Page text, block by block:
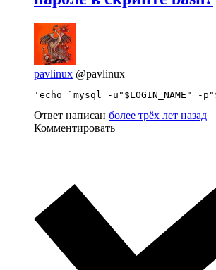
pavlinux @pavlinux
'echo `mysql -u"$LOGIN_NAME" -
Ответ написан более трёх лет назад
Комментировать